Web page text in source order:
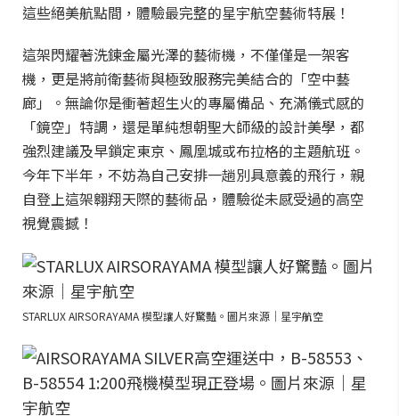
這些絕美航點間，體驗最完整的星宇航空藝術特展！
這架閃耀著洗鍊金屬光澤的藝術機，不僅僅是一架客
機，更是將前衛藝術與極致服務完美結合的「空中藝
廊」。無論你是衝著超生火的專屬備品、充滿儀式感的
「鏡空」特調，還是單純想朝聖大師級的設計美學，都
強烈建議及早鎖定東京、鳳凰城或布拉格的主題航班。
今年下半年，不妨為自己安排一趟別具意義的飛行，親
自登上這架翱翔天際的藝術品，體驗從未感受過的高空
視覺震撼！
STARLUX AIRSORAYAMA 模型讓人好驚豔。圖片來源｜星宇航空